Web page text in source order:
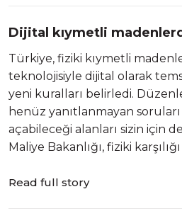
Dijital kıymetli
dönem başlıyor
Türkiye, fiziki kıymetli
teknolojisiyle dijital olarak
yeni kuralları belirledi.
henüz yanıtlanmayan
açabileceği alanları sizin için
Maliye Bakanlığı, fiziki
ortamda temsil edil...
Read full story